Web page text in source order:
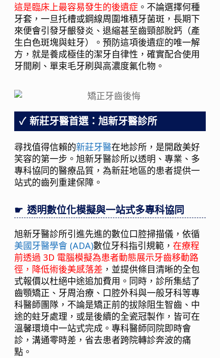
這是臨床上最容易發生的後遺症 。不論選擇何種
牙套，一旦托槽或鋼線周圍堆積牙菌斑，長期下
來便會引發牙齦發炎、退縮甚至齒頸部脫鈣（產
生白色斑塊與蛀牙）。預防這項後遺症的唯一解
方，就是養成極佳的潔牙自律性，確實配合使用
牙間刷、單束毛牙刷與高濃度氟化物。
新莊牙醫首選：旭新牙醫診所
尋找值得信賴的新莊牙醫在地診所，是開啟美好
笑容的第一步。旭新牙醫診所以透明、專業、多
專科協同的醫療品質，為新莊地區的患者提供一
站式的齒列重建保障。
透明數位化模擬與一站式多專科協同
旭新牙醫診所引進先進的數位口腔掃描儀，依循
美國牙醫學會 (ADA)數位牙科指引規範，在療程
前透過 3D 電腦模擬為患者動態展示牙齒移動路
徑，降低術後美感落差 ，並提供條目清晰的全包
式報價以杜絕中途追加費用。同時，診所集結了
齒顎矯正、牙周治療、口腔外科與一般牙科等專
科醫師團隊，不論是矯正前的拔除阻生智齒、中
途的蛀牙處理，或是後續的全瓷冠製作，皆可在
溫馨環境中一站式完成。專科醫師同院即時會
診，溝通零時差，省去患者跨院轉診奔波的痛
點。